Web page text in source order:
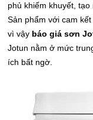
phủ khiếm khuyết,
Sản phẩm với cam
vì vậy báo giá sơn
Jotun nằm ở mức
ích bất ngờ.